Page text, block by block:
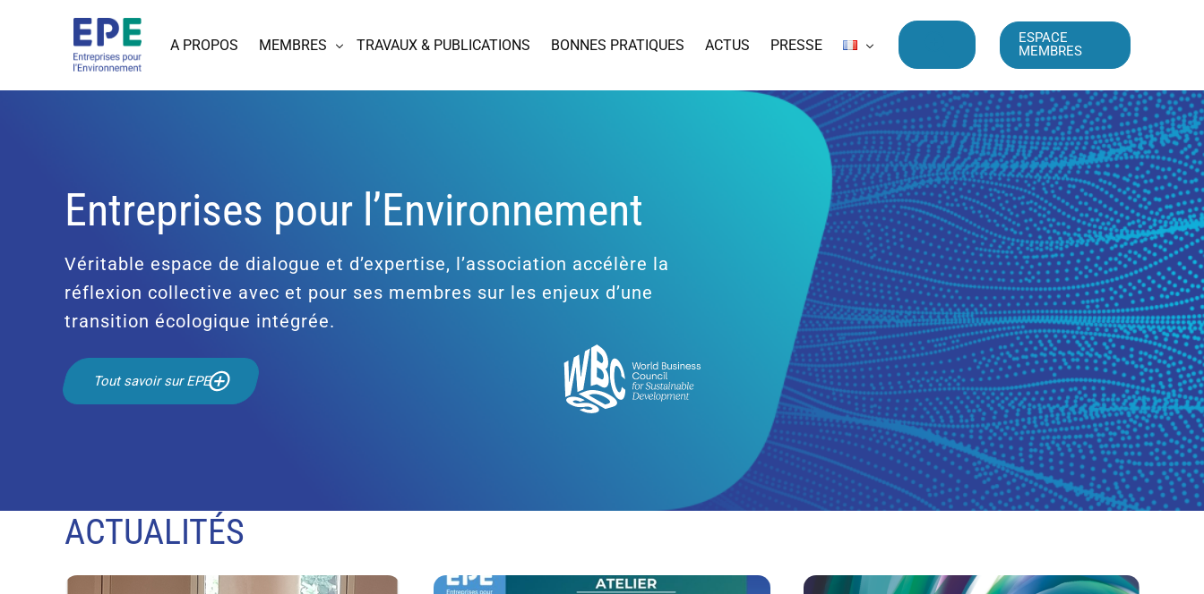
A PROPOS MEMBRES TRAVAUX & PUBLICATIONS BONNES PRATIQUES ACTUS PRESSE
ESPACE
MEMBRES
Entreprises pour l’Environnement
Véritable espace de dialogue et d’expertise, l’association accélère la
réflexion collective avec et pour ses membres sur les enjeux d’une
transition écologique intégrée.
Tout savoir sur EPE
ACTUALITÉS